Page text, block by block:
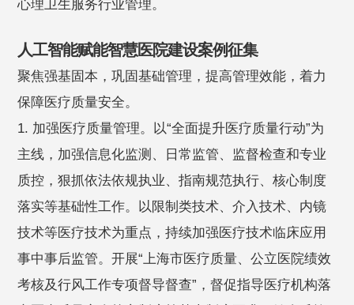
心理卫生服务行业管理。
人工智能赋能智慧医院建设案例征集
聚焦强基固本，巩固基础管理，提高管理效能，着力
保障医疗质量安全。
1. 加强医疗质量管理。以“全面提升医疗质量行动”为
主线，加强信息化监测、日常监管、监督检查和专业
质控，狠抓依法依规执业、指南规范执行、核心制度
落实等基础性工作。以限制类技术、介入技术、内镜
技术等医疗技术为重点，持续加强医疗技术临床应用
事中事后监管。开展“上海市医疗质量、公立医院绩效
考核及行风工作专项督导督查”，督促指导医疗机构落